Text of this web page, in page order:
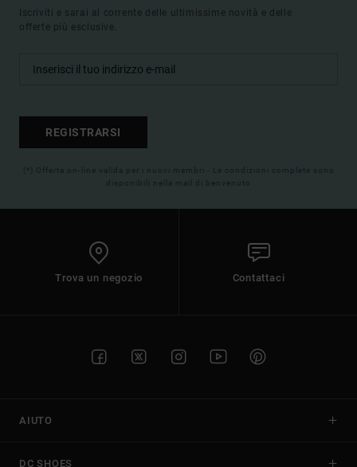
Iscriviti e sarai al corrente delle ultimissime novità e delle
offerte più esclusive.
REGISTRARSI
(*) Offerta on-line valida per i nuovi membri - Le condizioni complete sono
disponibili nella mail di benvenuto
Trova un negozio Contattaci
AIUTO
DC SHOES